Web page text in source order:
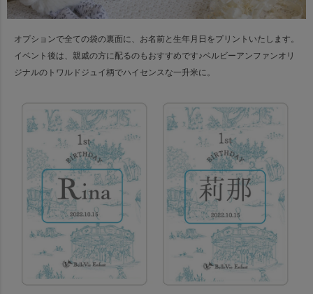
オプションで全ての袋の裏面に、お名前と生年月日をプリントいたします。
イベント後は、親戚の方に配るのもおすすめです♪ベルビーアンファンオリ
ジナルのトワルドジュイ柄でハイセンスな一升米に。